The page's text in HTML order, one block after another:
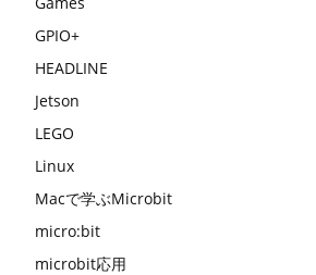
GPIO+
HEADLINE
Jetson
LEGO
Linux
Macで学ぶMicrobit
micro:bit
microbit応用